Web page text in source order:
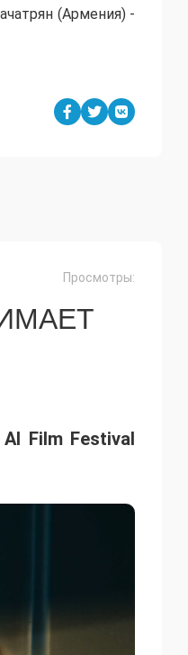
(Армения) -
Просмотры:
Film Festival